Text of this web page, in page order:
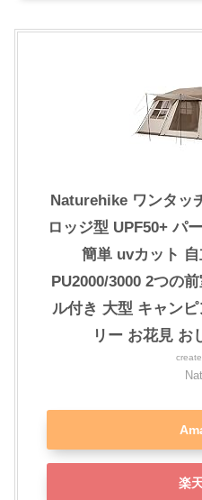
Naturehike ワンタッ
ロッジ型 UPF50+ パ
簡単 uvカット
PU2000/3000 2つの
ル付き 大型 キャン
リー お花見 お
楽